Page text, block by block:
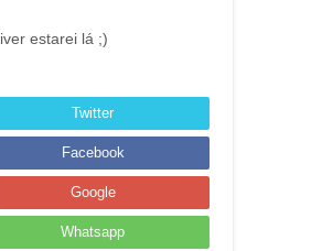
estarei lá ;)
Twitter
Facebook
Google
Whatsapp